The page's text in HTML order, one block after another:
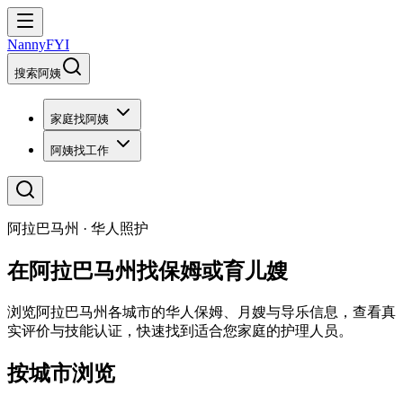
NannyFYI
搜索阿姨
家庭找阿姨
阿姨找工作
阿拉巴马州 · 华人照护
在阿拉巴马州找保姆或育儿嫂
浏览阿拉巴马州各城市的华人保姆、月嫂与导乐信息，查看真
实评价与技能认证，快速找到适合您家庭的护理人员。
按城市浏览